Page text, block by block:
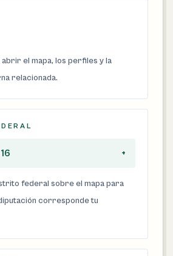
el mapa, los perfiles y la
relacionada.
+
federal sobre el mapa para
corresponde tu